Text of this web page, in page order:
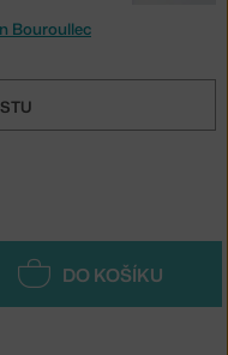
Bouroullec
DO KOŠÍKU